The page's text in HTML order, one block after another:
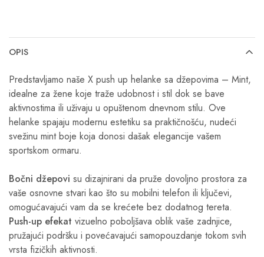
OPIS
Predstavljamo naše X push up helanke sa džepovima – Mint,
idealne za žene koje traže udobnost i stil dok se bave
aktivnostima ili uživaju u opuštenom dnevnom stilu. Ove
helanke spajaju modernu estetiku sa praktičnošću, nudeći
svežinu mint boje koja donosi dašak elegancije vašem
sportskom ormaru.
Bočni džepovi su dizajnirani da pruže dovoljno prostora za
vaše osnovne stvari kao što su mobilni telefon ili ključevi,
omogućavajući vam da se krećete bez dodatnog tereta.
Push-up efekat vizuelno poboljšava oblik vaše zadnjice,
pružajući podršku i povećavajući samopouzdanje tokom svih
vrsta fizičkih aktivnosti.